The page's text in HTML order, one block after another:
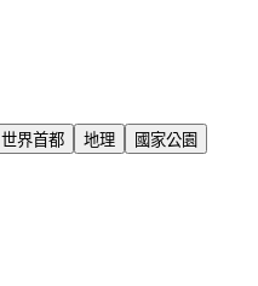
世界首都 地理
國家公園